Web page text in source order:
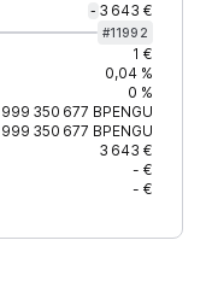
- 3 643 €
#11992
1 €
0,04 %
0 %
999 350 677 BPENGU
999 350 677 BPENGU
3 643 €
- €
- €